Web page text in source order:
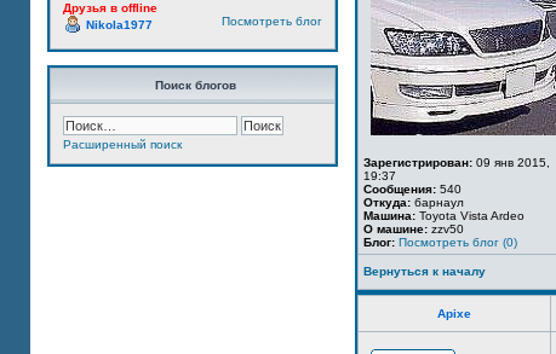
Друзья в offline
Посмотреть блог
Nikola1977
Поиск блогов
Расширенный поиск
Зарегистрирован: 09 янв 2015,
19:37
Сообщения: 540
Откуда: барнаул
Машина: Toyota Vista Ardeo
О машине: zzv50
Блог: Посмотреть блог (0)
Вернуться к началу
Apixe